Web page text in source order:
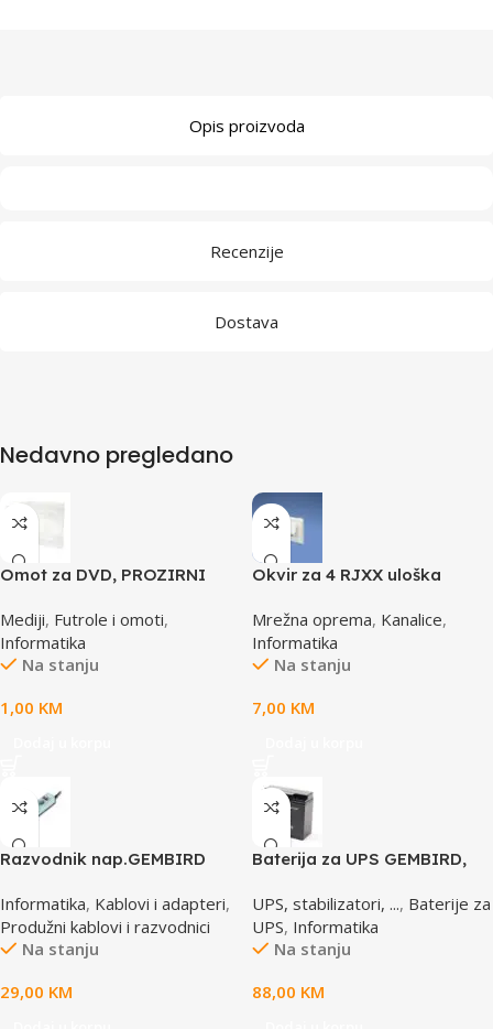
Opis proizvoda
Recenzije
Dostava
Nedavno pregledano
Omot za DVD, PROZIRNI
Mediji, Futrole i omoti,
Informatika
Na stanju
1,00 KM
Okvir za 4 RJXX uloška
Mrežna oprema, Kanalice,
Informatika
Na stanju
7,00 KM
Razvodnik nap.GEMBIRD
prekidac, 4,5m, osigurač,
prenaponska zaštita
Informatika, Kablovi i adapteri,
Produžni kablovi i razvodnici
Na stanju
29,00 KM
Baterija za UPS GEMBIRD,
UPS, stabilizatori, ..., Baterije za
UPS, Informatika
Na stanju
88,00 KM